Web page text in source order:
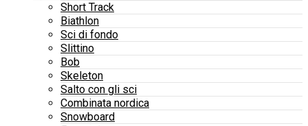
Short Track
Biathlon
Sci di fondo
Slittino
Bob
Skeleton
Salto con gli sci
Combinata nordica
Snowboard